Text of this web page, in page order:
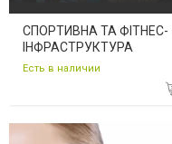
СПОРТИВНА ТА ФІТНЕС-
ІНФРАСТРУКТУРА
Есть в наличии